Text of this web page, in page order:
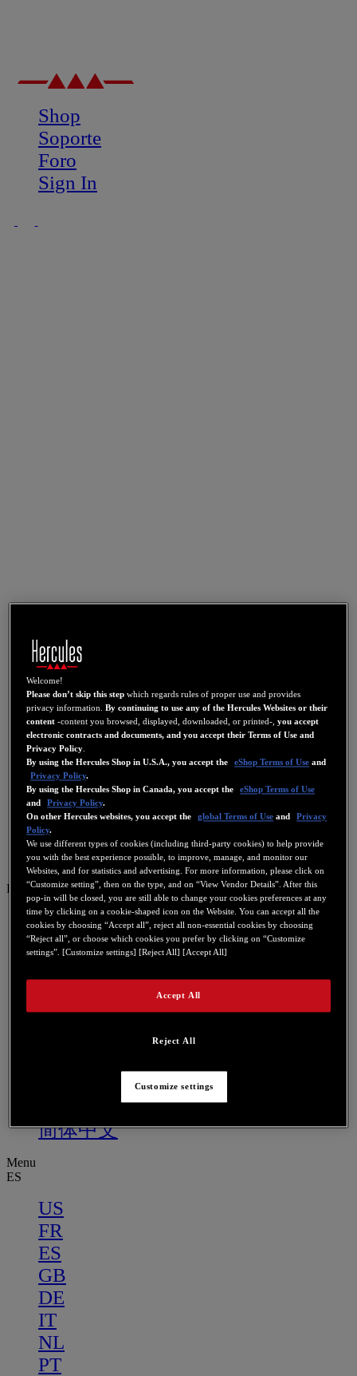
Shop
Soporte
Foro
Sign In
ES
US
FR
ES
GB
DE
简体中文
Menu
ES
US
FR
ES
GB
DE
IT
NL
PT
Welcome!
Please don’t skip this step which regards rules of proper use and provides
privacy information.By continuing to use any of the Hercules Websites or their
content -content you browsed, displayed, downloaded, or printed-,you accept
electronic contracts and documents, and you accept their Terms of Use and
Privacy Policy.
By using the Hercules Shop in U.S.A., you accept the
eShop Terms of Use and
Privacy Policy.
By using the Hercules Shop in Canada, you accept the
eShop Terms of Use
and
Privacy Policy.
On other Hercules websites, you accept the global Terms of Use and Privacy
Policy.
We use different types of cookies (including third-party cookies) to help provide
you with the best experience possible, to improve, manage, and monitor our
Websites, and for statistics and advertising. For more information, please click on
“Customize setting”, then on the type, and on “View Vendor Details”. After this
pop-in will be closed, you are still able to change your cookies preferences at any
time by clicking on a cookie-shaped icon on the Website. You can accept all the
cookies by choosing “Accept all”, reject all non-essential cookies by choosing
“Reject all”, or choose which cookies you prefer by clicking on “Customize
settings”. [Customize settings] [Reject All] [Accept All]
Reject All
Accept All
Customize settings